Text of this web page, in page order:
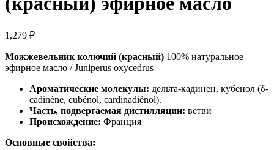
1,279 ₽
Можжевельник колючий (красный) 100% натуральное
эфирное масло / Juniperus oxycedrus
Ароматические молекулы: дельта-кадинен, кубенол (δ-
cadinène, cubénol, cardinadiénol).
Часть, подвергаемая дистилляции: ветви
Происхождение: Франция
Основные свойства: